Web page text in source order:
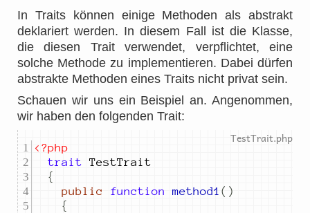
In Traits können einige Methoden als abstrakt
deklariert werden. In diesem Fall ist die Klasse,
die diesen Trait verwendet, verpflichtet, eine
solche Methode zu implementieren. Dabei dürfen
abstrakte Methoden eines Traits nicht privat sein.
Schauen wir uns ein Beispiel an. Angenommen,
wir haben den folgenden Trait:
<?php
trait
{
public
function method1 ()
{